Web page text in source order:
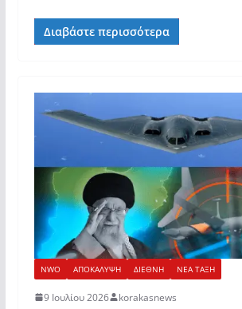
Διαβάστε περισσότερα
NWO ΑΠΟΚΑΛΥΨΗ ΔΙΕΘΝΗ ΝΕΑ ΤΑΞΗ
9 Ιουλίου 2026 korakasnews